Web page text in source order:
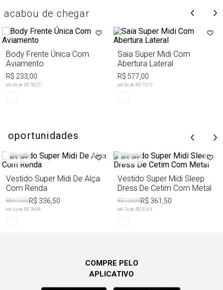
acabou de chegar
Body Frente Única Com
Aviamento
R$ 233,00
até 4x de R$ 58,25
Saia Super Midi Com
Abertura Lateral
R$ 577,00
até 8x de R$ 72,12
oportunidades
50% OFF
Vestido Super Midi De Alça
Com Renda
R$ 673,00R$ 336,50
até 6x de R$ 56,08
50% OFF
Vestido Super Midi Sleep
Dress De Cetim Com Metal
R$ 723,00R$ 361,50
até 7x de R$ 51,64
COMPRE PELO
APLICATIVO